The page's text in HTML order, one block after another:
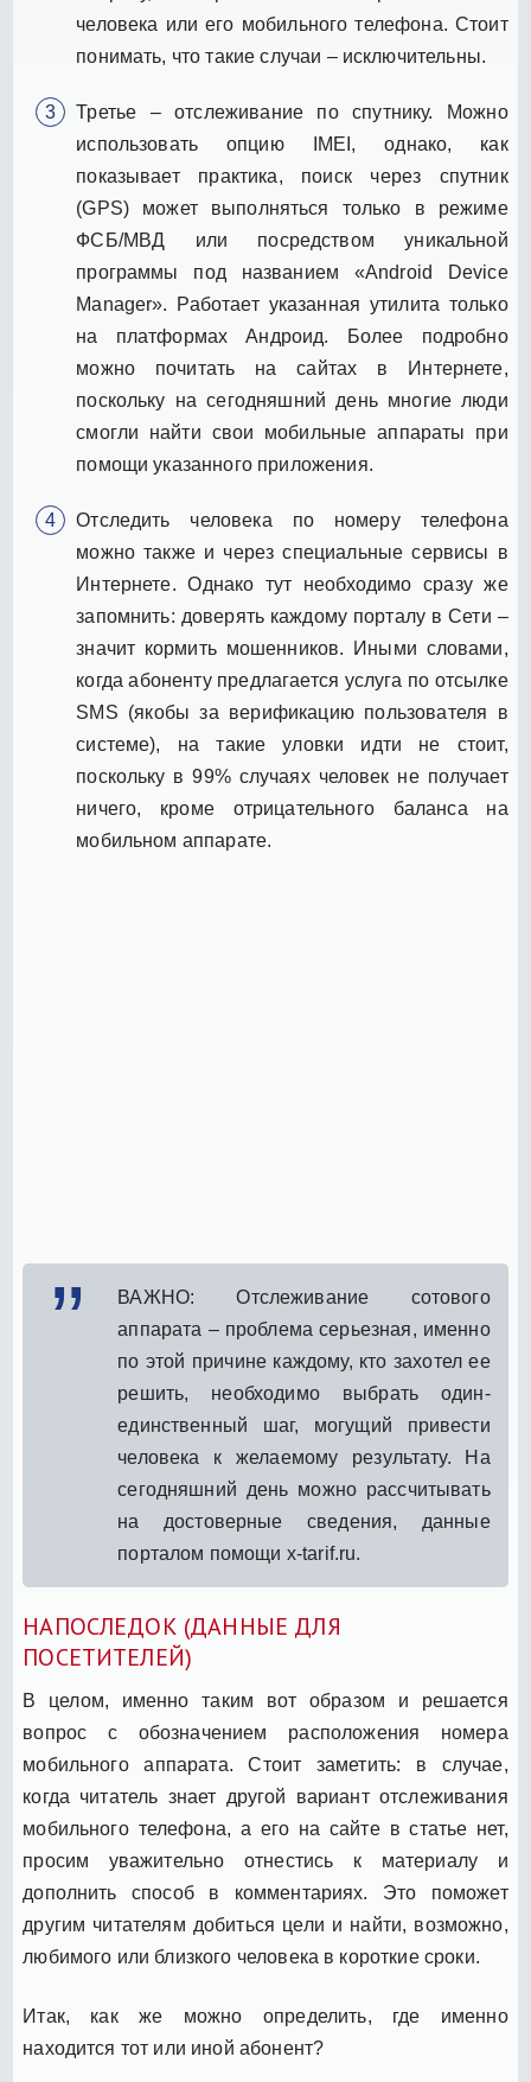
человека или его мобильного телефона. Стоит
понимать, что такие случаи – исключительны.
Третье – отслеживание по спутнику. Можно
использовать опцию IMEI, однако, как
показывает практика, поиск через спутник
(GPS) может выполняться только в режиме
ФСБ/МВД или посредством уникальной
программы под названием «Android Device
Manager». Работает указанная утилита только
на платформах Андроид. Более подробно
можно почитать на сайтах в Интернете,
поскольку на сегодняшний день многие люди
смогли найти свои мобильные аппараты при
помощи указанного приложения.
Отследить человека по номеру телефона
можно также и через специальные сервисы в
Интернете. Однако тут необходимо сразу же
запомнить: доверять каждому порталу в Сети –
значит кормить мошенников. Иными словами,
когда абоненту предлагается услуга по отсылке
SMS (якобы за верификацию пользователя в
системе), на такие уловки идти не стоит,
поскольку в 99% случаях человек не получает
ничего, кроме отрицательного баланса на
мобильном аппарате.
ВАЖНО: Отслеживание сотового
аппарата – проблема серьезная, именно
по этой причине каждому, кто захотел ее
решить, необходимо выбрать один-
единственный шаг, могущий привести
человека к желаемому результату. На
сегодняшний день можно рассчитывать
на достоверные сведения, данные
порталом помощи x-tarif.ru.
НАПОСЛЕДОК (ДАННЫЕ ДЛЯ
ПОСЕТИТЕЛЕЙ)
В целом, именно таким вот образом и решается
вопрос с обозначением расположения номера
мобильного аппарата. Стоит заметить: в случае,
когда читатель знает другой вариант отслеживания
мобильного телефона, а его на сайте в статье нет,
просим уважительно отнестись к материалу и
дополнить способ в комментариях. Это поможет
другим читателям добиться цели и найти, возможно,
любимого или близкого человека в короткие сроки.
Итак, как же можно определить, где именно
находится тот или иной абонент?